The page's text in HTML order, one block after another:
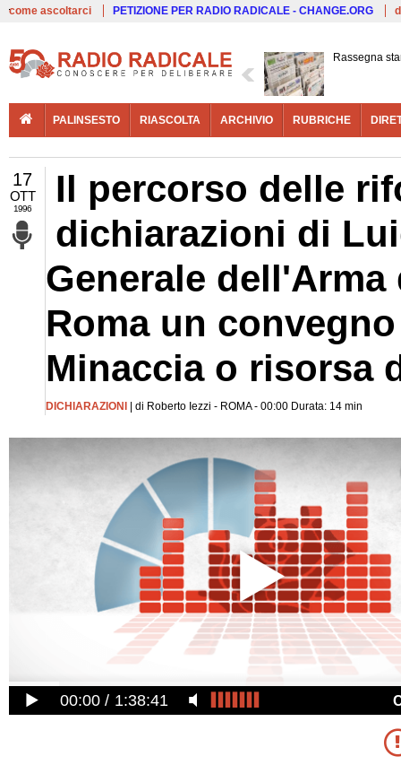
come ascoltarci PETIZIONE PER RADIO RADICALE - CHANGE.ORG
Rassegna
PALINSESTO RIASCOLTA ARCHIVIO RUBRICHE
17
OTT
1996
Il percorso delle
dichiarazioni di
Generale
Roma un
Minaccia o risorsa
DICHIARAZIONI | di Roberto Iezzi - ROMA - 00:00 Durata: 14 min
00:00 1:38:41